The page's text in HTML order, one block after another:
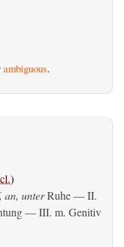
ambiguous.
)
an, unterRuhe — II.
— III. m. Genitiv